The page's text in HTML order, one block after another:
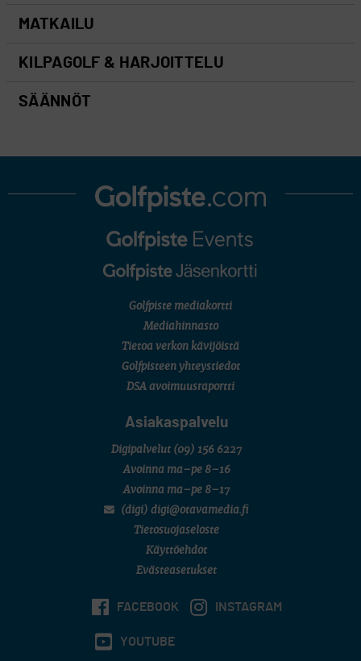
MATKAILU
KILPAGOLF & HARJOITTELU
SÄÄNNÖT
Golfpiste mediakortti
Mediahinnasto
Tietoa verkon kävijöistä
Golfpisteen yhteystiedot
DSA avoimuusraportti
Asiakaspalvelu
Digipalvelut (09) 156 6227
Avoinna ma–pe 8–16
Avoinna ma–pe 8–17
(digi) digi@otavamedia.fi
Tietosuojaseloste
Käyttöehdot
Evästeasetukset
FACEBOOK INSTAGRAM
YOUTUBE